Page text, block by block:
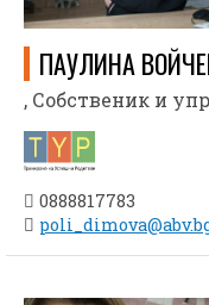
ПАУЛИНА
, Собственик и
0888817783